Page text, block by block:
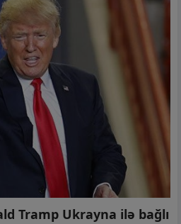
Tramp Ukrayna ilə bağlı